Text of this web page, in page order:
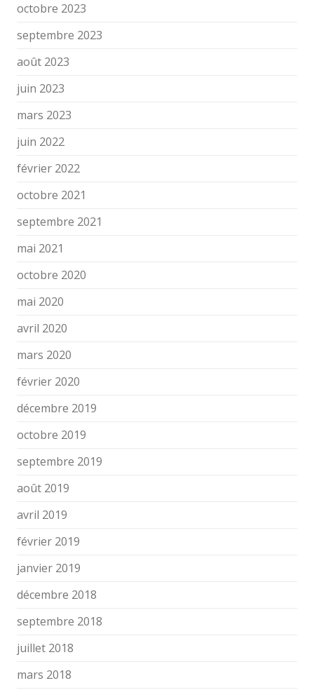
octobre 2023
septembre 2023
août 2023
juin 2023
mars 2023
juin 2022
février 2022
octobre 2021
septembre 2021
mai 2021
octobre 2020
mai 2020
avril 2020
mars 2020
février 2020
décembre 2019
octobre 2019
septembre 2019
août 2019
avril 2019
février 2019
janvier 2019
décembre 2018
septembre 2018
juillet 2018
mars 2018